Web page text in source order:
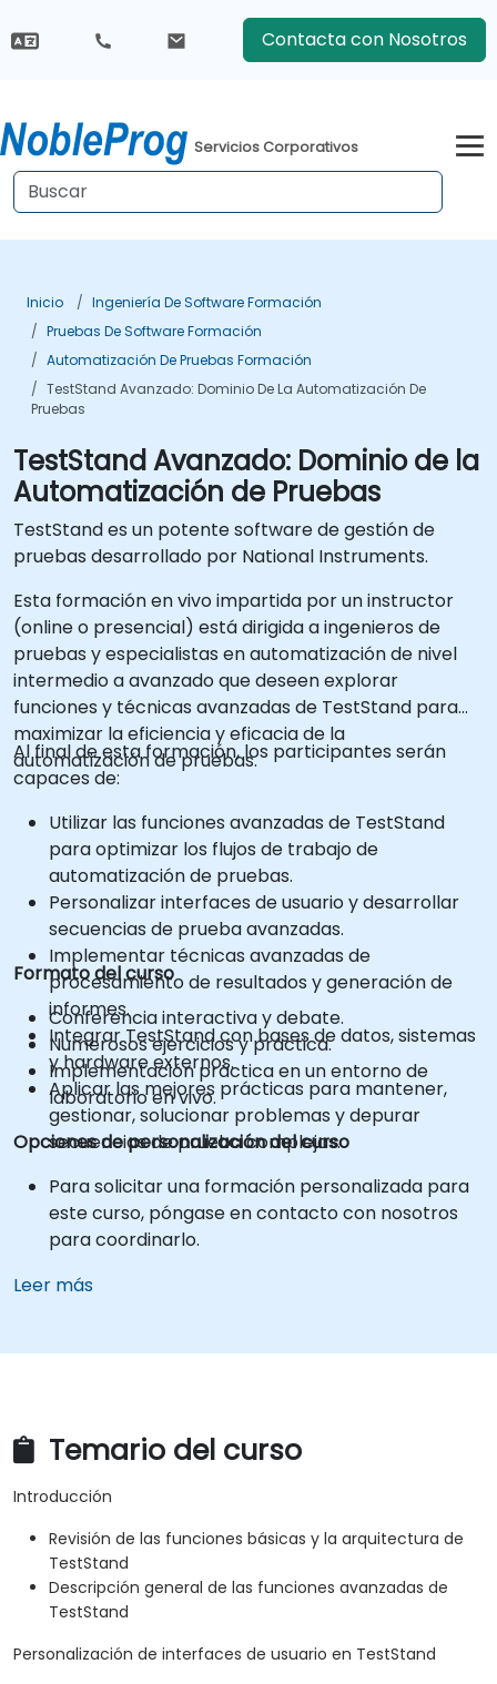
Contacta con Nosotros
Servicios Corporativos
Inicio
Ingeniería De Software Formación
Pruebas De Software Formación
Automatización De Pruebas Formación
TestStand Avanzado: Dominio De La Automatización De
Pruebas
TestStand Avanzado: Dominio de la
Automatización de Pruebas
TestStand es un potente software de gestión de
pruebas desarrollado por National Instruments.
Esta formación en vivo impartida por un instructor
(online o presencial) está dirigida a ingenieros de
pruebas y especialistas en automatización de nivel
intermedio a avanzado que deseen explorar
funciones y técnicas avanzadas de TestStand para
maximizar la eficiencia y eficacia de la
automatización de pruebas.
Al final de esta formación, los participantes serán
capaces de:
Utilizar las funciones avanzadas de TestStand
para optimizar los flujos de trabajo de
automatización de pruebas.
Personalizar interfaces de usuario y desarrollar
secuencias de prueba avanzadas.
Implementar técnicas avanzadas de
procesamiento de resultados y generación de
informes.
Integrar TestStand con bases de datos, sistemas
y hardware externos.
Aplicar las mejores prácticas para mantener,
gestionar, solucionar problemas y depurar
secuencias de prueba complejas.
Formato del curso
Conferencia interactiva y debate.
Numerosos ejercicios y práctica.
Implementación práctica en un entorno de
laboratorio en vivo.
Opciones de personalización del curso
Para solicitar una formación personalizada para
este curso, póngase en contacto con nosotros
para coordinarlo.
Leer más
Temario del curso
Introducción
Revisión de las funciones básicas y la arquitectura de
TestStand
Descripción general de las funciones avanzadas de
TestStand
Personalización de interfaces de usuario en TestStand